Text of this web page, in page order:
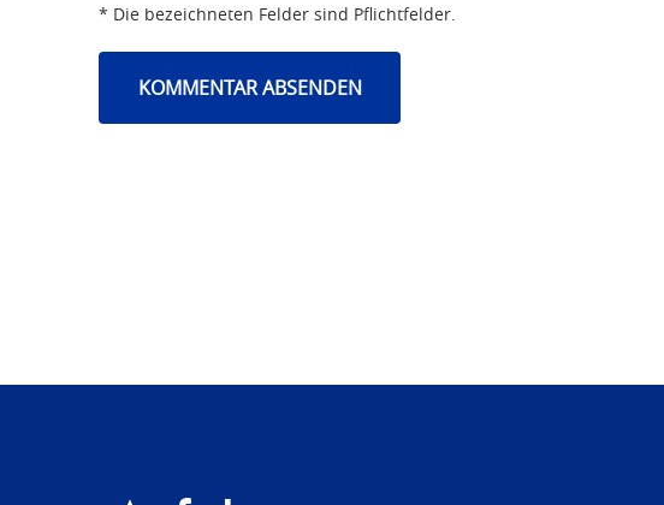
* Die bezeichneten Felder sind Pflichtfelder.